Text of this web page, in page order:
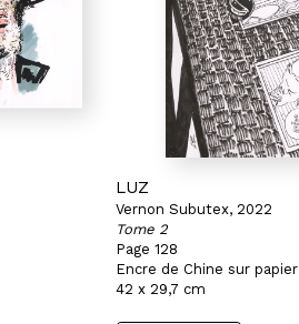
LUZ
Vernon Subutex, 2022
Tome 2
Page 128
Encre de Chine sur papier
42 x 29,7 cm